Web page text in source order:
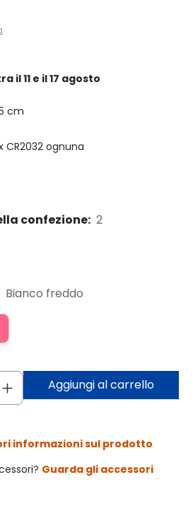
il 11 e il 17 agosto
cm
CR2032 ognuna
confezione: 2
Bianco freddo
Aggiungi al carrello
informazioni sul prodotto
Guarda gli accessori